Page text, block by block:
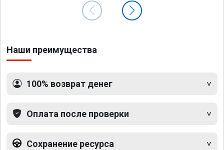
Наши преимущества
100% возврат денег
Оплата после проверки
Сохранение ресурса